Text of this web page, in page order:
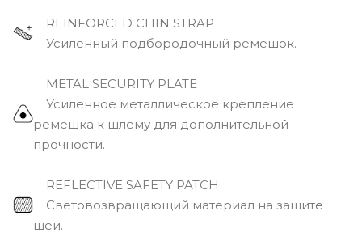
REINFORCED CHIN STRAP
Усиленный подбородочный ремешок.
METAL SECURITY PLATE
Усиленное металлическое крепление
ремешка к шлему для дополнительной
прочности.
REFLECTIVE SAFETY PATCH
Световозвращающий материал на защите
шеи.